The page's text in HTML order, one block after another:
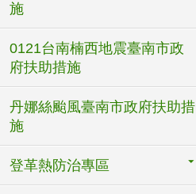
施
0121台南楠西地震臺南市政
府扶助措施
丹娜絲颱風臺南市政府扶助措
施
登革熱防治專區